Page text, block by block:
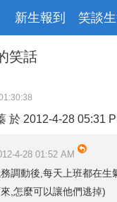
新生報到 笑談
笑話
於 2012-4-28 05:31
4-28 01:52 AM
調動後,每天上班都在生
來,怎麼可以讓他們逃掉)